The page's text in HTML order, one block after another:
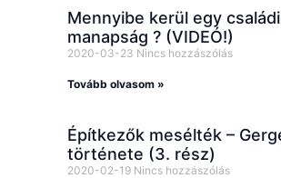
Mennyibe kerül egy
manapság ? (VIDEÓ!)
2020-03-23 Nincs hozzászólás
Tovább olvasom »
Építkezők mesélték –
története (3. rész)
2020-02-19 Nincs hozzászólás